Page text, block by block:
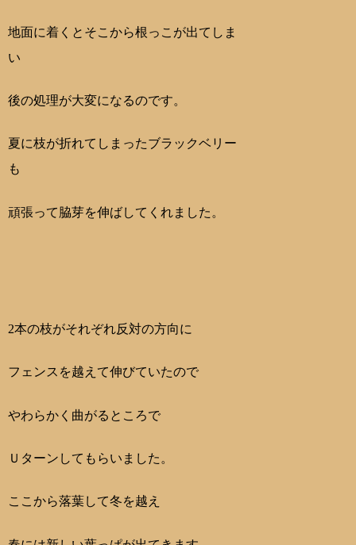
地面に着くとそこから根っこが出てしま
い
後の処理が大変になるのです。
夏に枝が折れてしまったブラックベリー
も
頑張って脇芽を伸ばしてくれました。
2本の枝がそれぞれ反対の方向に
フェンスを越えて伸びていたので
やわらかく曲がるところで
Ｕターンしてもらいました。
ここから落葉して冬を越え